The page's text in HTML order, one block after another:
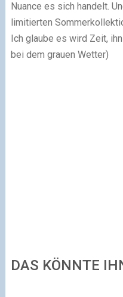
Nuance es sich handelt.
limitierten
Ich glaube es wird Zeit,
bei dem grauen Wetter)
DAS KÖNNTE